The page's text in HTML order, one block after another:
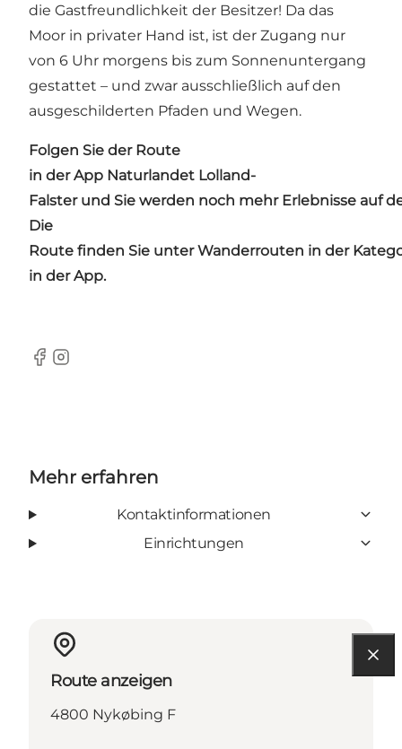
die Gastfreundlichkeit der Besitzer! Da das
Moor in privater Hand ist, ist der Zugang nur
von 6 Uhr morgens bis zum Sonnenuntergang
gestattet – und zwar ausschließlich auf den
ausgeschilderten Pfaden und Wegen.
Folgen Sie der Route
in derApp Naturlandet Lolland-
Falsterund Sie werden noch mehr Erlebnisse auf
Die
Route finden Sie unter Wanderrouten in der
in der App.
Facebook
Instagram
Mehr erfahren
Kontaktinformationen
Einrichtungen
Route anzeigen
4800 Nykøbing F